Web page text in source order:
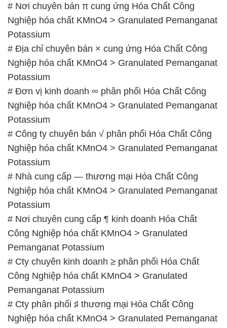
# Nơi chuyên bán π cung ứng Hóa Chất Công
Nghiệp hóa chất KMnO4 > Granulated Pemanganat
Potassium
# Địa chỉ chuyên bán × cung ứng Hóa Chất Công
Nghiệp hóa chất KMnO4 > Granulated Pemanganat
Potassium
# Đơn vị kinh doanh ∞ phân phối Hóa Chất Công
Nghiệp hóa chất KMnO4 > Granulated Pemanganat
Potassium
# Công ty chuyên bán √ phân phối Hóa Chất Công
Nghiệp hóa chất KMnO4 > Granulated Pemanganat
Potassium
# Nhà cung cấp — thương mại Hóa Chất Công
Nghiệp hóa chất KMnO4 > Granulated Pemanganat
Potassium
# Nơi chuyên cung cấp ¶ kinh doanh Hóa Chất
Công Nghiệp hóa chất KMnO4 > Granulated
Pemanganat Potassium
# Cty chuyên kinh doanh ≥ phân phối Hóa Chất
Công Nghiệp hóa chất KMnO4 > Granulated
Pemanganat Potassium
# Cty phân phối ♯ thương mại Hóa Chất Công
Nghiệp hóa chất KMnO4 > Granulated Pemanganat